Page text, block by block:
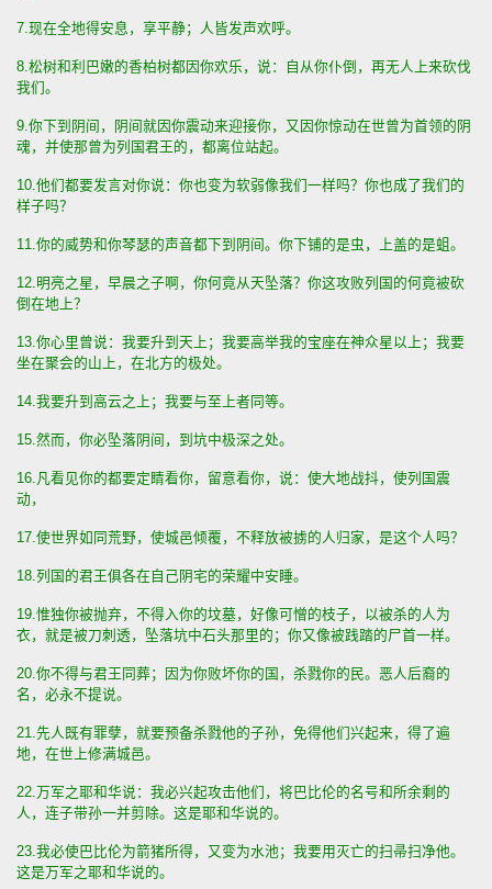
7.现在全地得安息，享平静；人皆发声欢呼。
8.松树和利巴嫩的香柏树都因你欢乐，说：自从你仆倒，再无人上来砍伐
我们。
9.你下到阴间，阴间就因你震动来迎接你，又因你惊动在世曾为首领的阴
魂，并使那曾为列国君王的，都离位站起。
10.他们都要发言对你说：你也变为软弱像我们一样吗？你也成了我们的
样子吗？
11.你的威势和你琴瑟的声音都下到阴间。你下铺的是虫，上盖的是蛆。
12.明亮之星，早晨之子啊，你何竟从天坠落？你这攻败列国的何竟被砍
倒在地上？
13.你心里曾说：我要升到天上；我要高举我的宝座在神众星以上；我要
坐在聚会的山上，在北方的极处。
14.我要升到高云之上；我要与至上者同等。
15.然而，你必坠落阴间，到坑中极深之处。
16.凡看见你的都要定睛看你，留意看你，说：使大地战抖，使列国震
动，
17.使世界如同荒野，使城邑倾覆，不释放被掳的人归家，是这个人吗？
18.列国的君王俱各在自己阴宅的荣耀中安睡。
19.惟独你被抛弃，不得入你的坟墓，好像可憎的枝子，以被杀的人为
衣，就是被刀刺透，坠落坑中石头那里的；你又像被践踏的尸首一样。
20.你不得与君王同葬；因为你败坏你的国，杀戮你的民。恶人后裔的
名，必永不提说。
21.先人既有罪孽，就要预备杀戮他的子孙，免得他们兴起来，得了遍
地，在世上修满城邑。
22.万军之耶和华说：我必兴起攻击他们，将巴比伦的名号和所余剩的
人，连子带孙一并剪除。这是耶和华说的。
23.我必使巴比伦为箭猪所得，又变为水池；我要用灭亡的扫帚扫净他。
这是万军之耶和华说的。